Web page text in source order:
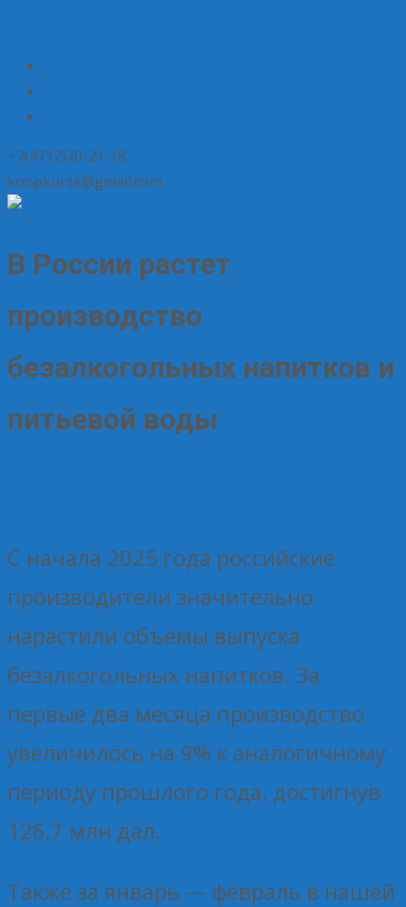
+7(4712)70-21-18
koopkursk@gmail.com
В России растет
производство
безалкогольных напитков и
питьевой воды
С начала 2025 года российские
производители значительно
нарастили объемы выпуска
безалкогольных напитков. За
первые два месяца производство
увеличилось на 9% к аналогичному
периоду прошлого года, достигнув
126,7 млн дал.
Также за январь — февраль в нашей